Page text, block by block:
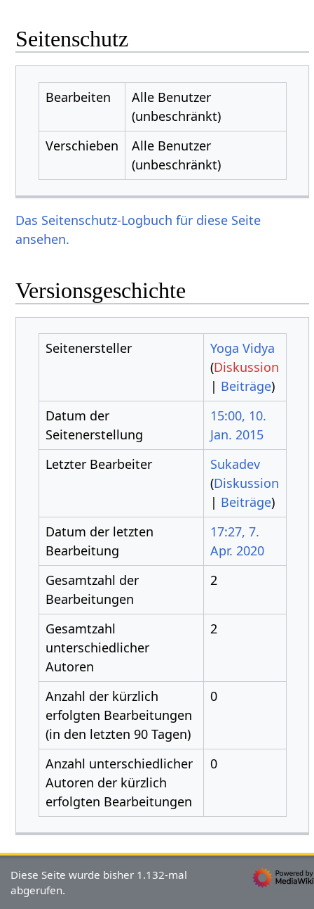
Seitenschutz
Bearbeiten
Alle Benutzer
(unbeschränkt)
Verschieben
Alle Benutzer
(unbeschränkt)
Das Seitenschutz-Logbuch für diese Seite
ansehen.
Versionsgeschichte
Seitenersteller
Yoga Vidya
(Diskussion
| Beiträge)
Datum der
Seitenerstellung
15:00, 10.
Jan. 2015
Letzter Bearbeiter
Sukadev
(Diskussion
| Beiträge)
Datum der letzten
Bearbeitung
17:27, 7.
Apr. 2020
Gesamtzahl der
Bearbeitungen
2
Gesamtzahl
unterschiedlicher
Autoren
2
Anzahl der kürzlich
erfolgten Bearbeitungen
(in den letzten 90 Tagen)
0
Anzahl unterschiedlicher
Autoren der kürzlich
erfolgten Bearbeitungen
0
Diese Seite wurde bisher 1.132-mal
abgerufen.